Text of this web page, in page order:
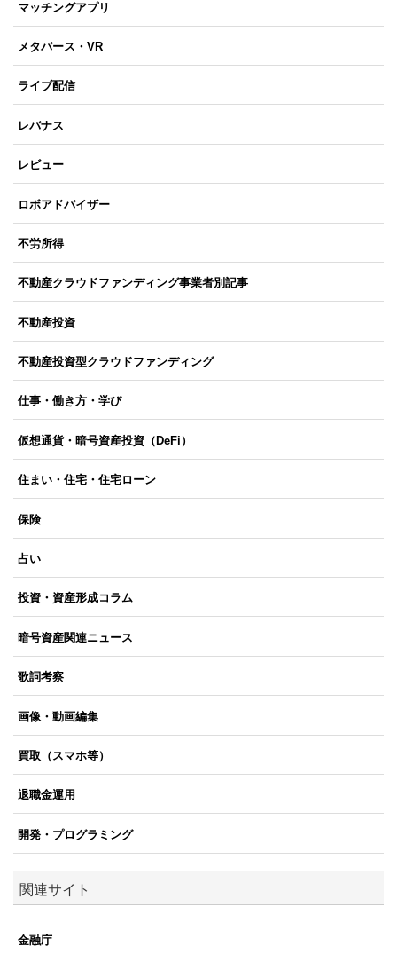
マッチングアプリ
メタバース・VR
ライブ配信
レバナス
レビュー
ロボアドバイザー
不労所得
不動産クラウドファンディング事業者別記事
不動産投資
不動産投資型クラウドファンディング
仕事・働き方・学び
仮想通貨・暗号資産投資（DeFi）
住まい・住宅・住宅ローン
保険
占い
投資・資産形成コラム
暗号資産関連ニュース
歌詞考察
画像・動画編集
買取（スマホ等）
退職金運用
開発・プログラミング
関連サイト
金融庁